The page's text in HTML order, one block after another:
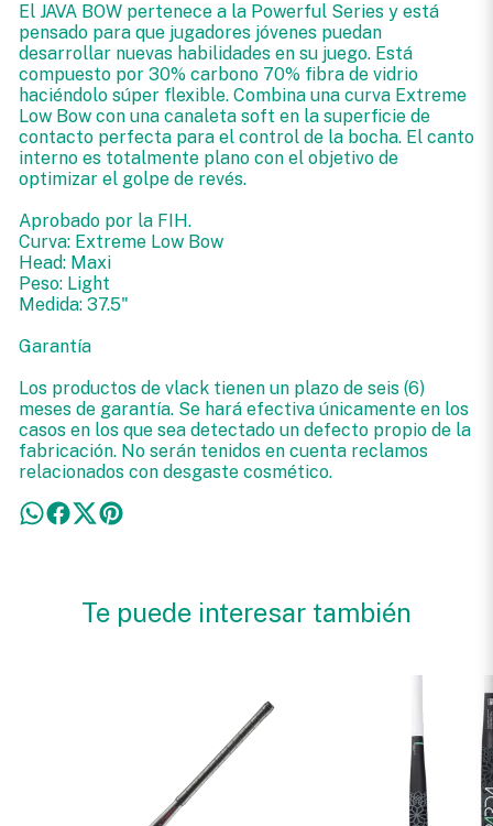
El JAVA BOW pertenece a la Powerful Series y está
pensado para que jugadores jóvenes puedan
desarrollar nuevas habilidades en su juego. Está
compuesto por 30% carbono 70% fibra de vidrio
haciéndolo súper flexible. Combina una curva Extreme
Low Bow con una canaleta soft en la superficie de
contacto perfecta para el control de la bocha. El canto
interno es totalmente plano con el objetivo de
optimizar el golpe de revés.
Aprobado por la FIH.
Curva: Extreme Low Bow
Head: Maxi
Peso: Light
Medida: 37.5"
Garantía
Los productos de vlack tienen un plazo de seis (6)
meses de garantía. Se hará efectiva únicamente en los
casos en los que sea detectado un defecto propio de la
fabricación. No serán tenidos en cuenta reclamos
relacionados con desgaste cosmético.
Te puede interesar también